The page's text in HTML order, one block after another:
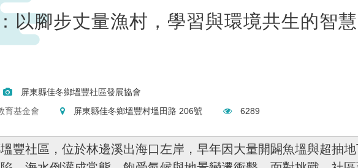
以腳步丈量漁村，學習與環境共生的智慧
屏東縣佳冬鄉塭豐社區發展協會
育基金會
屏東縣佳冬鄉塭豐村塭田路 206號 6289
豐社區，位於林邊溪出海口左岸，早年因大量開闢魚塭與超抽